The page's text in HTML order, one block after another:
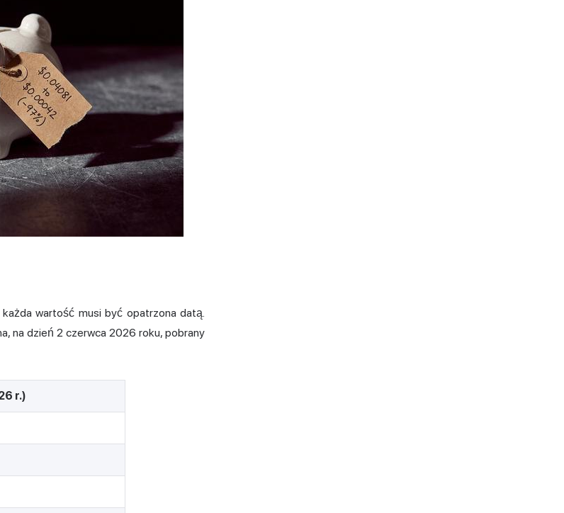
wartość musi być opatrzona datą.
na dzień 2 czerwca 2026 roku, pobrany
r.)